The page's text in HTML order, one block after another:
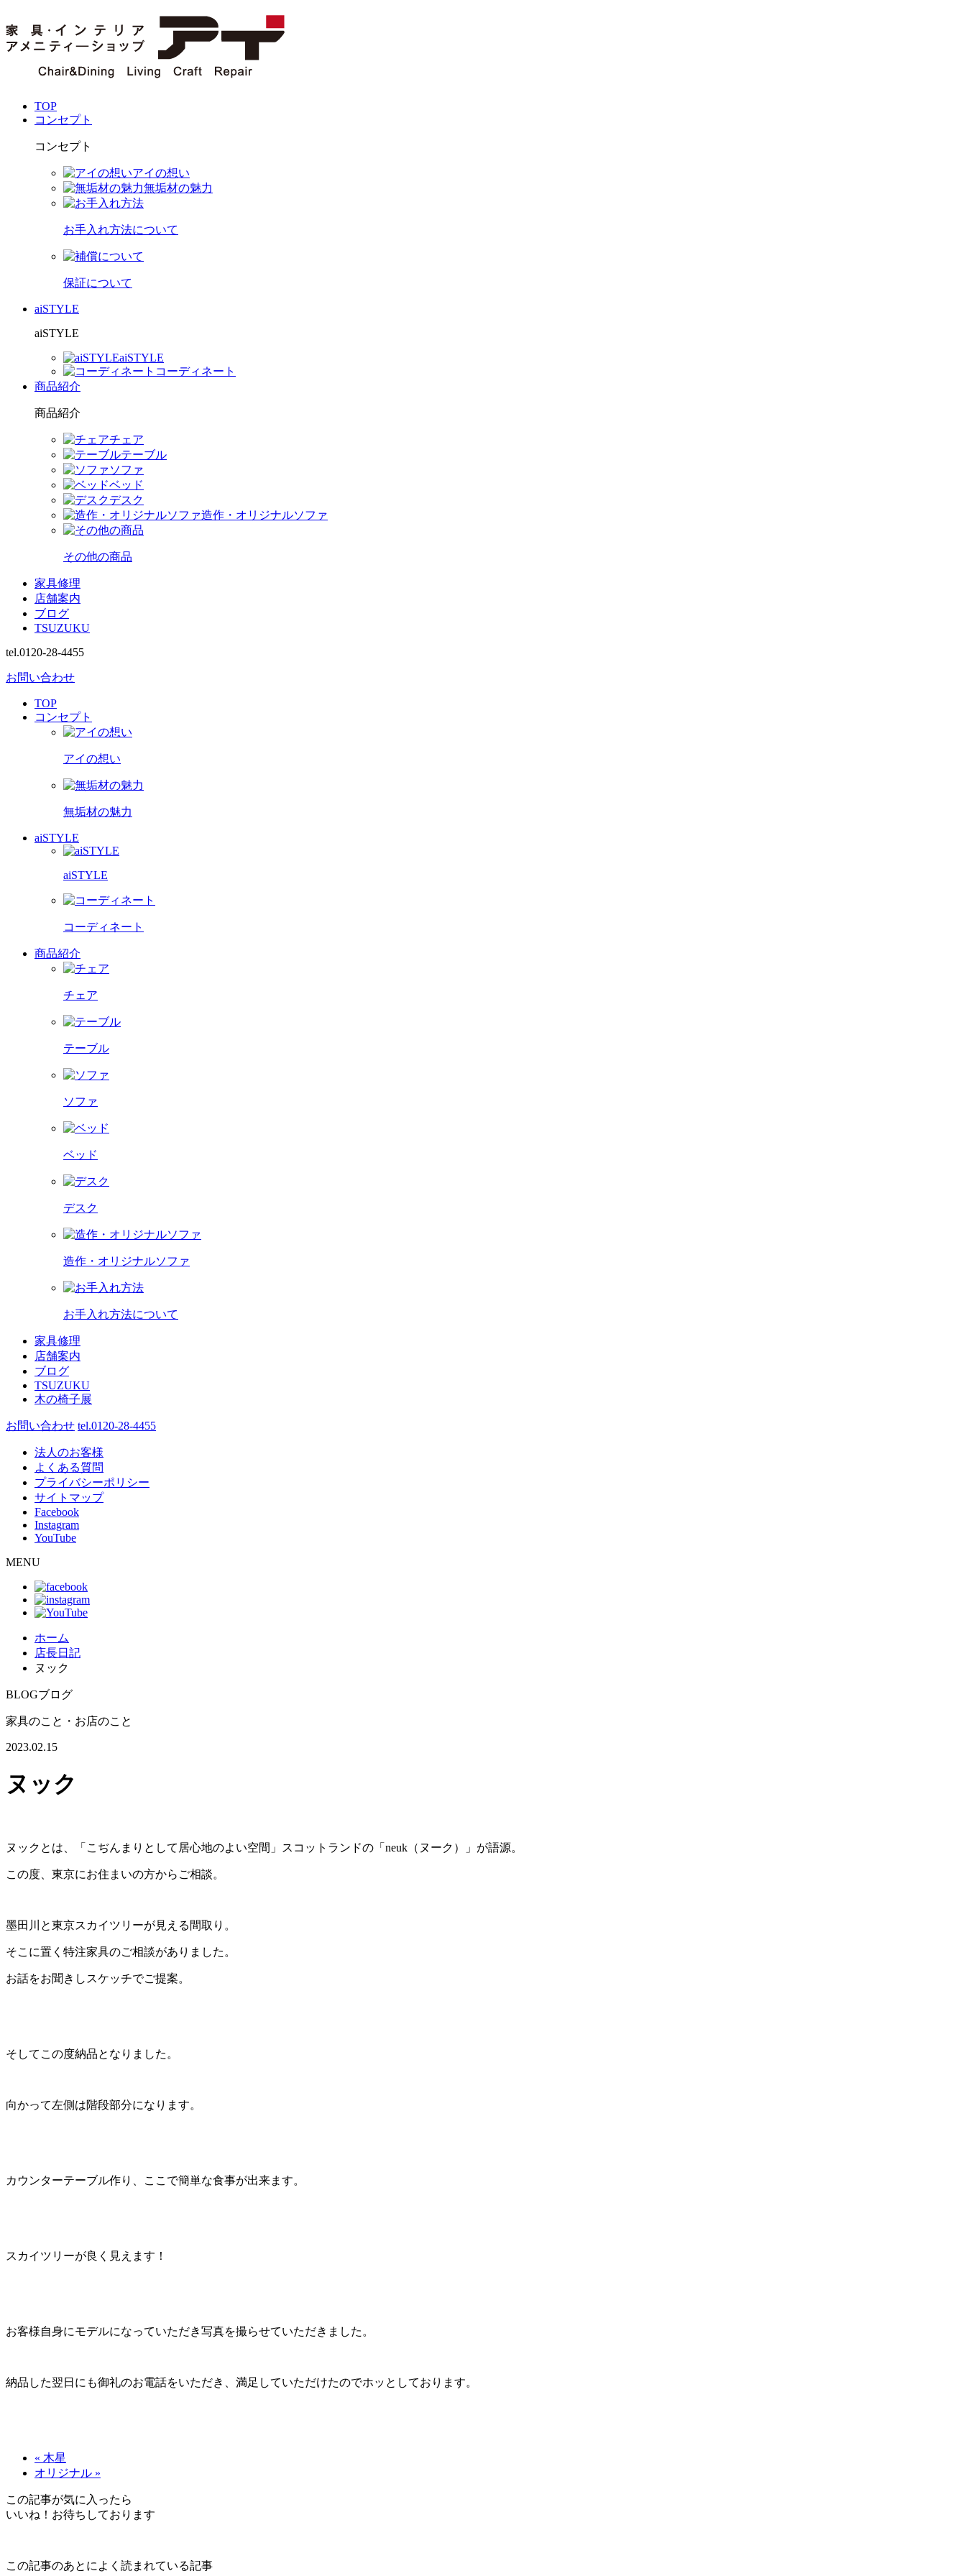
TOP
コンセプト
コンセプト
アイの想い
無垢材の魅力
お手入れ方法について
保証について
aiSTYLE
aiSTYLE
aiSTYLE
コーディネート
商品紹介
商品紹介
チェア
テーブル
ソファ
ベッド
デスク
造作・オリジナルソファ
その他の商品
家具修理
店舗案内
ブログ
TSUZUKU
tel.0120-28-4455
お問い合わせ
TOP
コンセプト
アイの想い
無垢材の魅力
aiSTYLE
aiSTYLE
コーディネート
商品紹介
チェア
テーブル
ソファ
ベッド
デスク
造作・オリジナルソファ
お手入れ方法について
家具修理
店舗案内
ブログ
TSUZUKU
木の椅子展
お問い合わせ tel.0120-28-4455
法人のお客様
よくある質問
プライバシーポリシー
サイトマップ
Facebook
Instagram
YouTube
MENU
ホーム
店長日記
ヌック
BLOGブログ
家具のこと・お店のこと
2023.02.15
ヌック
ヌックとは、「こぢんまりとして居心地のよい空間」スコットランドの「neuk（ヌーク）」が語源。
この度、東京にお住まいの方からご相談。
墨田川と東京スカイツリーが見える間取り。
そこに置く特注家具のご相談がありました。
お話をお聞きしスケッチでご提案。
そしてこの度納品となりました。
向かって左側は階段部分になります。
カウンターテーブル作り、ここで簡単な食事が出来ます。
スカイツリーが良く見えます！
お客様自身にモデルになっていただき写真を撮らせていただきました。
納品した翌日にも御礼のお電話をいただき、満足していただけたのでホッとしております。
« 木星
オリジナル »
この記事が気に入ったら
いいね！お待ちしております
この記事のあとによく読まれている記事